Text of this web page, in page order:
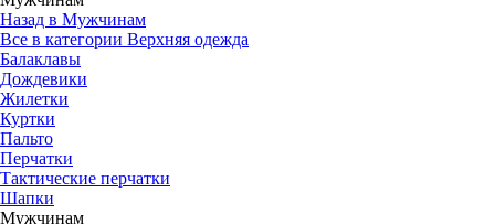
Назад в Мужчинам
Все в категории Верхняя одежда
Балаклавы
Дождевики
Жилетки
Куртки
Пальто
Перчатки
Тактические перчатки
Шапки
Мужчинам